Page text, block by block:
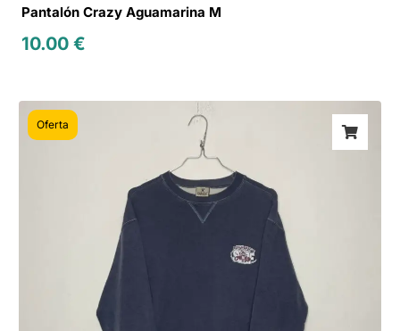
Pantalón Crazy Aguamarina M
10.00€
Oferta